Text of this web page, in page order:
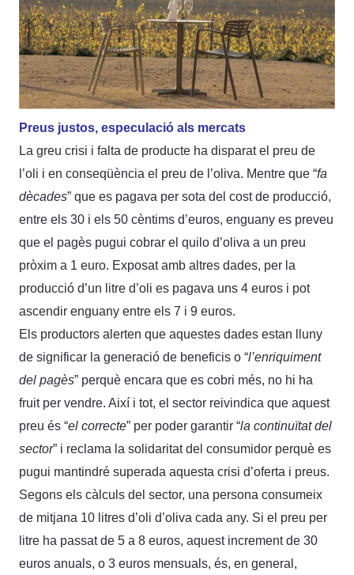
Preus justos, especulació als mercats
La greu crisi i falta de producte ha disparat el preu de
l’oli i en conseqüència el preu de l’oliva. Mentre que “fa
dècades” que es pagava per sota del cost de producció,
entre els 30 i els 50 cèntims d’euros, enguany es preveu
que el pagès pugui cobrar el quilo d’oliva a un preu
pròxim a 1 euro. Exposat amb altres dades, per la
producció d’un litre d’oli es pagava uns 4 euros i pot
ascendir enguany entre els 7 i 9 euros.
Els productors alerten que aquestes dades estan lluny
de significar la generació de beneficis o “l’enriquiment
del pagès” perquè encara que es cobri més, no hi ha
fruit per vendre. Així i tot, el sector reivindica que aquest
preu és “el correcte” per poder garantir “la continuïtat del
sector” i reclama la solidaritat del consumidor perquè es
pugui mantindré superada aquesta crisi d’oferta i preus.
Segons els càlculs del sector, una persona consumeix
de mitjana 10 litres d’oli d’oliva cada any. Si el preu per
litre ha passat de 5 a 8 euros, aquest increment de 30
euros anuals, o 3 euros mensuals, és, en general,